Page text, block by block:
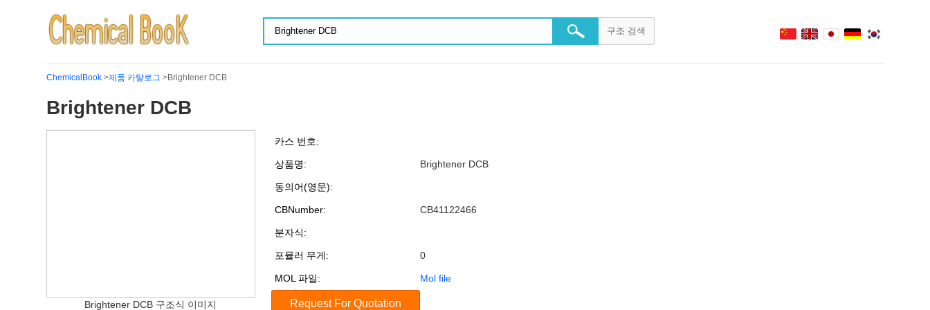
ChemicalBook >제품 카탈로그 >Brightener DCB
Brightener DCB
Brightener DCB 구조식 이미지
카스 번호:
상품명: Brightener DCB
동의어(영문):
CBNumber: CB41122466
분자식:
포뮬러 무게: 0
MOL 파일: Mol file